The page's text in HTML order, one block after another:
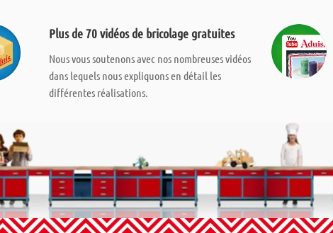
Plus de 70 vidéos de bricolage gratuites
Nous vous soutenons avec nos nombreuses vidéos
dans lequels nous expliquons en détail les
différentes réalisations.